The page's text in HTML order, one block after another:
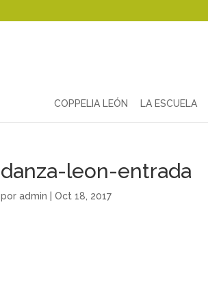
COPPELIA LEÓN LA ESCUELA
danza-leon-entrada
poradmin |Oct 18, 2017